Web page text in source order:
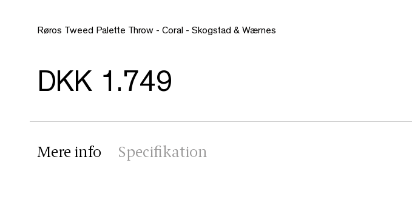
Røros Tweed Palette Throw - Coral - Skogstad & Wærnes
DKK 1.749
Mere info Specifikation